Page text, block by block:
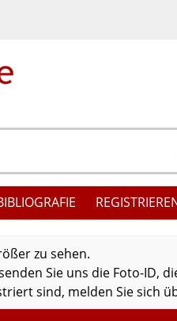
zu sehen.
Sie uns die Foto-ID,
sind, melden Sie sich